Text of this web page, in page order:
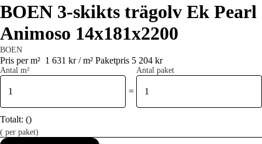
BOEN 3-skikts trägolv Ek Pearl
Animoso 14x181x2200
BOEN
Pris per m² 1 631 kr / m² Paketpris 5 204 kr
Antal m²
=
Antal paket
Totalt: ()
( per paket)